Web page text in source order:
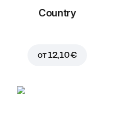
Country
от12,10 €